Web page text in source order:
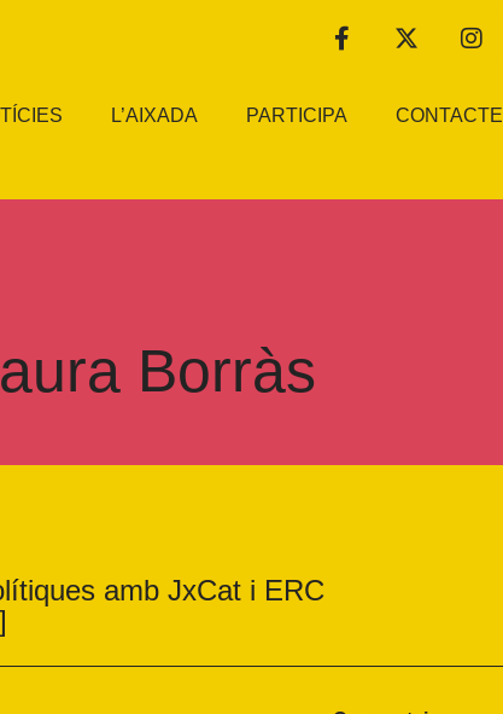
L’AIXADA PARTICIPA CONTACTE
Borràs
amb JxCat i ERC